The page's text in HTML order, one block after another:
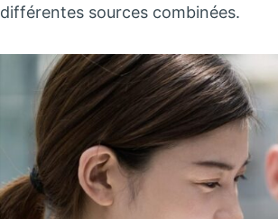
différentes sources combinées.